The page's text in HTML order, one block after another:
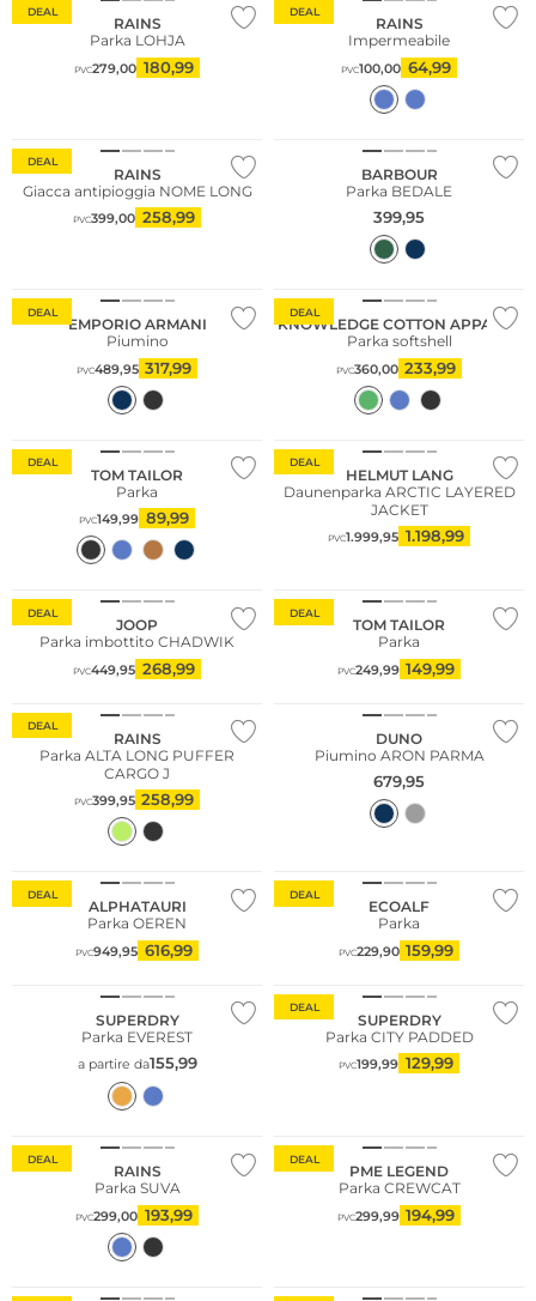
DEAL
RAINS
Parka LOHJA
PVC279,00 180,99
DEAL
RAINS
Impermeabile
PVC100,00 64,99
DEAL
RAINS
Giacca antipioggia NOME LONG
PVC399,00 258,99
BARBOUR
Parka BEDALE
399,95
DEAL
EMPORIO ARMANI
Piumino
PVC489,95 317,99
DEAL
KNOWLEDGE COTTON APPAREL
Parka softshell
PVC360,00 233,99
DEAL
TOM TAILOR
Parka
PVC149,99 89,99
DEAL
HELMUT LANG
Daunenparka ARCTIC LAYERED
JACKET
PVC1.999,95 1.198,99
DEAL
Taglie grandi
JOOP
Parka imbottito CHADWIK
PVC449,95 268,99
DEAL
TOM TAILOR
Parka
PVC249,99 149,99
DEAL
RAINS
Parka ALTA LONG PUFFER
CARGO J
PVC399,95 258,99
DUNO
Piumino ARON PARMA
679,95
DEAL
ALPHATAURI
Parka OEREN
PVC949,95 616,99
DEAL
ECOALF
Parka
PVC229,90 159,99
SUPERDRY
Parka EVEREST
a partire da155,99
DEAL
SUPERDRY
Parka CITY PADDED
PVC199,99 129,99
DEAL
RAINS
Parka SUVA
PVC299,00 193,99
DEAL
PME LEGEND
Parka CREWCAT
PVC299,99 194,99